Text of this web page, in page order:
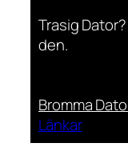
Trasig
den.
Bromma
Länkar